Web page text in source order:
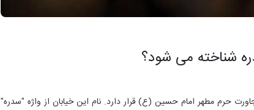
شناخته می شود؟
حرم مطهر امام حسین (ع) قرار دارد. نام این خیابان از واژه "سدره"